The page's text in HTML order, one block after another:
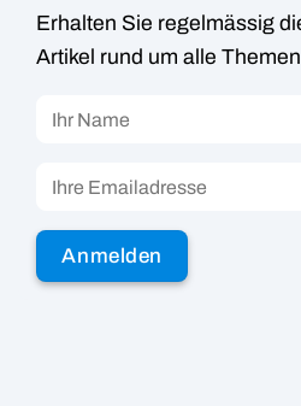
Erhalten Sie regelmässig
Artikel rund um alle